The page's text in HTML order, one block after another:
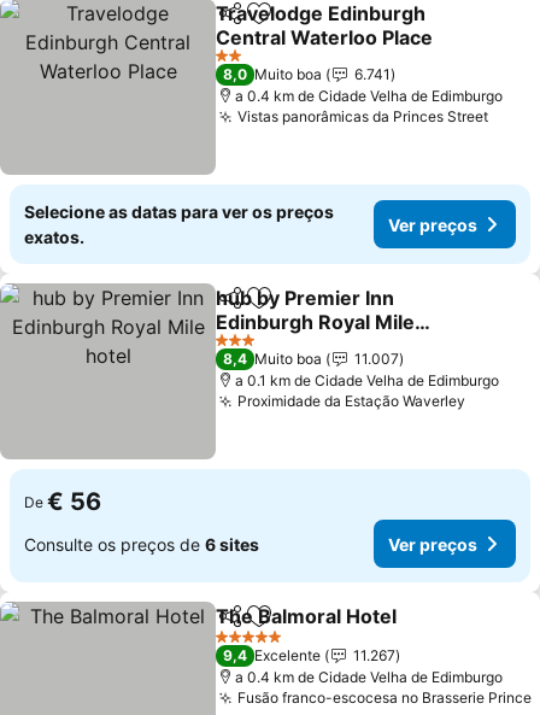
PartilharAdicionar aos favoritos
Travelodge Edinburgh
Central Waterloo Place
Ver preços
2 Estrelas
8,0 Muito boa
6.741
a 0.4 km de Cidade Velha de Edimburgo
Vistas panorâmicas da Princes StreetVer
Selecione as datas para ver os preços
exatos.
Ver preços
PartilharAdicionar aos favoritos
hub by Premier Inn
Edinburgh Royal Mile
hotel
Ver preços
3 Estrelas
8,4 Muito boa
11.007
a 0.1 km de Cidade Velha de Edimburgo
Proximidade da Estação Waverley
De € 56
Consulte os preços de 6 sites Ver preços
PartilharAdicionar aos favoritos
The Balmoral Hotel
5 Estrelas
9,4 Excelente
11.267
a 0.4 km de Cidade Velha de Edimburgo
Fusão franco-escocesa no Brasserie Prince